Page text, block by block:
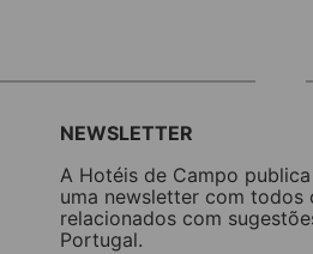
NEWSLETTER
A Hotéis de Campo
uma newsletter com todos
relacionados com
Portugal.